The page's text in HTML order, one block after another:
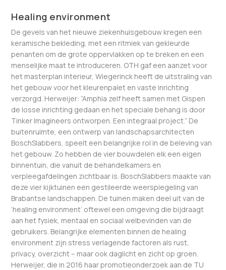
Healing environment
De gevels van het nieuwe ziekenhuisgebouw kregen een
keramische bekleding, met een ritmiek van gekleurde
penanten om de grote oppervlakken op te breken en een
menselijke maat te introduceren. OTH gaf een aanzet voor
het masterplan interieur, Wiegerinck heeft de uitstraling van
het gebouw voor het kleurenpalet en vaste inrichting
verzorgd. Herweijer: “Amphia zelf heeft samen met Gispen
de losse inrichting gedaan en het speciale behang is door
Tinker Imagineers ontworpen. Een integraal project.” De
buitenruimte, een ontwerp van landschapsarchitecten
BoschSlabbers, speelt een belangrijke rol in de beleving van
het gebouw. Zo hebben de vier bouwdelen elk een eigen
binnentuin, die vanuit de behandelkamers en
verpleegafdelingen zichtbaar is. BoschSlabbers maakte van
deze vier kijktuinen een gestileerde weerspiegeling van
Brabantse landschappen. De tuinen maken deel uit van de
‘healing environment’ oftewel een omgeving die bijdraagt
aan het fysiek, mentaal en sociaal welbevinden van de
gebruikers. Belangrijke elementen binnen de healing
environment zijn stress verlagende factoren als rust,
privacy, overzicht – maar ook daglicht en zicht op groen.
Herweijer, die in 2016 haar promotieonderzoek aan de TU